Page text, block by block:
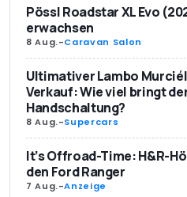
Pössl Roadstar XL Evo
erwachsen
8 Aug.-Caravan Salon
Ultimativer Lambo
Verkauf: Wie viel bringt
Handschaltung?
8 Aug.-Supercars
It’s Offroad-Time: H&R-
den Ford Ranger
7 Aug.-Anzeige